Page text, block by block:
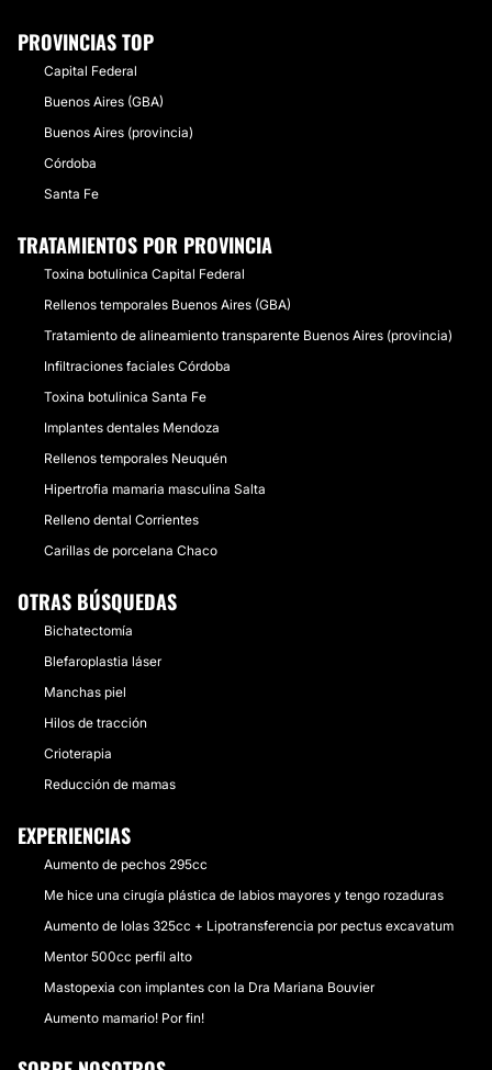
PROVINCIAS TOP
Capital Federal
Buenos Aires (GBA)
Buenos Aires (provincia)
Córdoba
Santa Fe
TRATAMIENTOS POR PROVINCIA
Toxina botulinica Capital Federal
Rellenos temporales Buenos Aires (GBA)
Tratamiento de alineamiento transparente Buenos Aires (provincia)
Infiltraciones faciales Córdoba
Toxina botulinica Santa Fe
Implantes dentales Mendoza
Rellenos temporales Neuquén
Hipertrofia mamaria masculina Salta
Relleno dental Corrientes
Carillas de porcelana Chaco
OTRAS BÚSQUEDAS
Bichatectomía
Blefaroplastia láser
Manchas piel
Hilos de tracción
Crioterapia
Reducción de mamas
EXPERIENCIAS
Aumento de pechos 295cc
Me hice una cirugía plástica de labios mayores y tengo rozaduras
Aumento de lolas 325cc + Lipotransferencia por pectus excavatum
Mentor 500cc perfil alto
Mastopexia con implantes con la Dra Mariana Bouvier
Aumento mamario! Por fin!